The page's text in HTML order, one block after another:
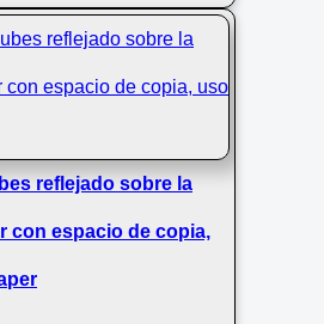
reflejado sobre la
con espacio de copia,